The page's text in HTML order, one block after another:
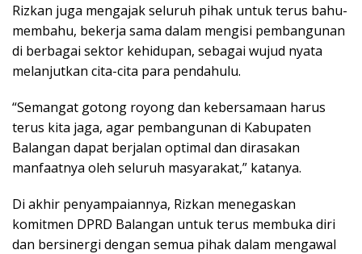
Rizkan juga mengajak seluruh pihak untuk terus bahu-
membahu, bekerja sama dalam mengisi pembangunan
di berbagai sektor kehidupan, sebagai wujud nyata
melanjutkan cita-cita para pendahulu.
“Semangat gotong royong dan kebersamaan harus
terus kita jaga, agar pembangunan di Kabupaten
Balangan dapat berjalan optimal dan dirasakan
manfaatnya oleh seluruh masyarakat,” katanya.
Di akhir penyampaiannya, Rizkan menegaskan
komitmen DPRD Balangan untuk terus membuka diri
dan bersinergi dengan semua pihak dalam mengawal